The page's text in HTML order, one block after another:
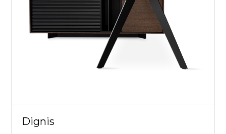
Dignis